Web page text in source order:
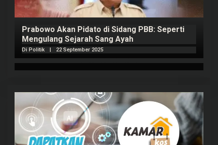
Prabowo Akan Pidato di Sidang PBB: Seperti
Mengulang Sejarah Sang Ayah
Di Politik 22 September 2025